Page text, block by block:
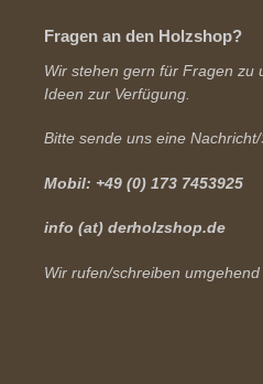
Fragen an den Holzshop?
Wir stehen gern für Fragen zu
Ideen zur Verfügung.
Bitte sende uns eine
Mobil: +49 (0) 173 7453925
info (at) derholzshop.de
Wir rufen/schreiben